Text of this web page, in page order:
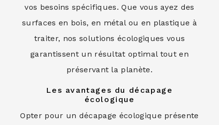
vos besoins spécifiques. Que vous ayez des
surfaces en bois, en métal ou en plastique à
traiter, nos solutions écologiques vous
garantissent un résultat optimal tout en
préservant la planète.
Les avantages du décapage
écologique
Opter pour un décapage écologique présente